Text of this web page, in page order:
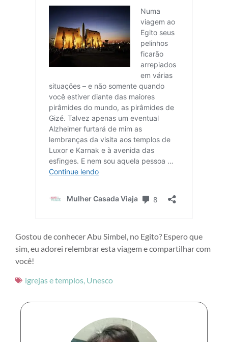
Gostou de conhecer Abu Simbel, no Egito? Espero que
sim, eu adorei relembrar esta viagem e compartilhar com
você!
igrejas e templos, Unesco